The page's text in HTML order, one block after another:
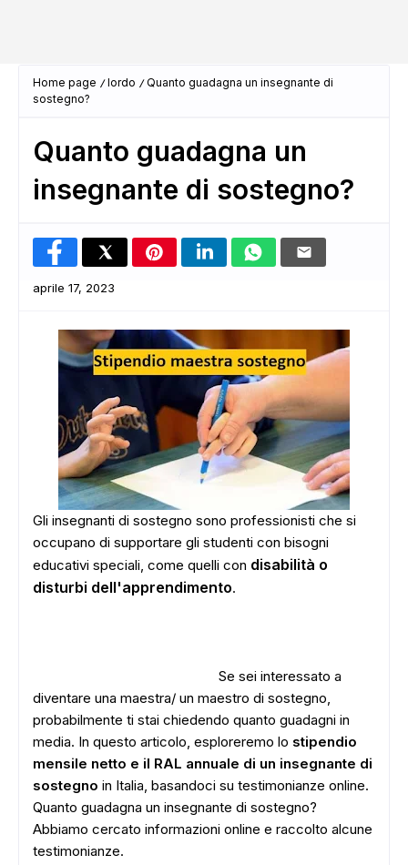
Home page lordo
Quanto guadagna un insegnante di
sostegno?
Quanto guadagna un
insegnante di sostegno?
aprile 17, 2023
Gli insegnanti di sostegno sono professionisti che si
occupano di supportare gli studenti con bisogni
educativi speciali, come quelli con disabilità o
disturbi dell'apprendimento.
Se sei interessato a
diventare una maestra/ un maestro di sostegno,
probabilmente ti stai chiedendo quanto guadagni in
media. In questo articolo, esploreremo lo stipendio
mensile netto e il RAL annuale di un insegnante di
sostegno in Italia, basandoci su testimonianze online.
Quanto guadagna un insegnante di sostegno?
Abbiamo cercato informazioni online e raccolto alcune
testimonianze.